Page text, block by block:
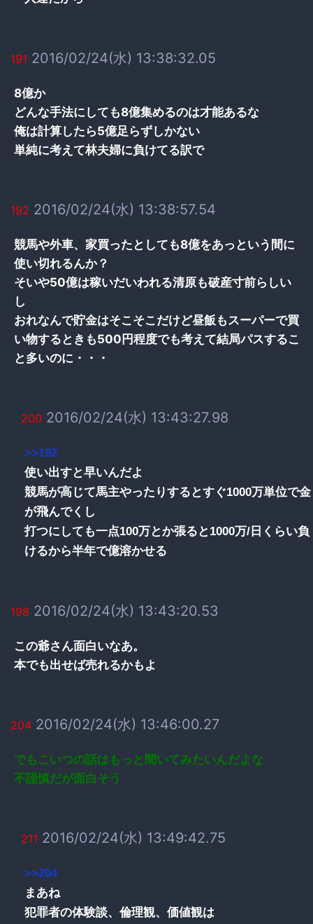
191 2016/02/24(水) 13:38:32.05
8億か
どんな手法にしても8億集めるのは才能あるな
俺は計算したら5億足らずしかない
単純に考えて林夫婦に負けてる訳で
192 2016/02/24(水) 13:38:57.54
競馬や外車、家買ったとしても8億をあっという間に
使い切れるんか？
そいや50億は稼いだいわれる清原も破産寸前らしい
し
おれなんで貯金はそこそこだけど昼飯もスーパーで買
い物するときも500円程度でも考えて結局パスするこ
と多いのに・・・
200 2016/02/24(水) 13:43:27.98
>>192
使い出すと早いんだよ
競馬が高じて馬主やったりするとすぐ1000万単位で金
が飛んでくし
打つにしても一点100万とか張ると1000万/日くらい負
けるから半年で億溶かせる
198 2016/02/24(水) 13:43:20.53
この爺さん面白いなあ。
本でも出せば売れるかもよ
204 2016/02/24(水) 13:46:00.27
でもこいつの話はもっと聞いてみたいんだよな
不謹慎だが面白そう
211 2016/02/24(水) 13:49:42.75
>>204
まあね
犯罪者の体験談、倫理観、価値観は